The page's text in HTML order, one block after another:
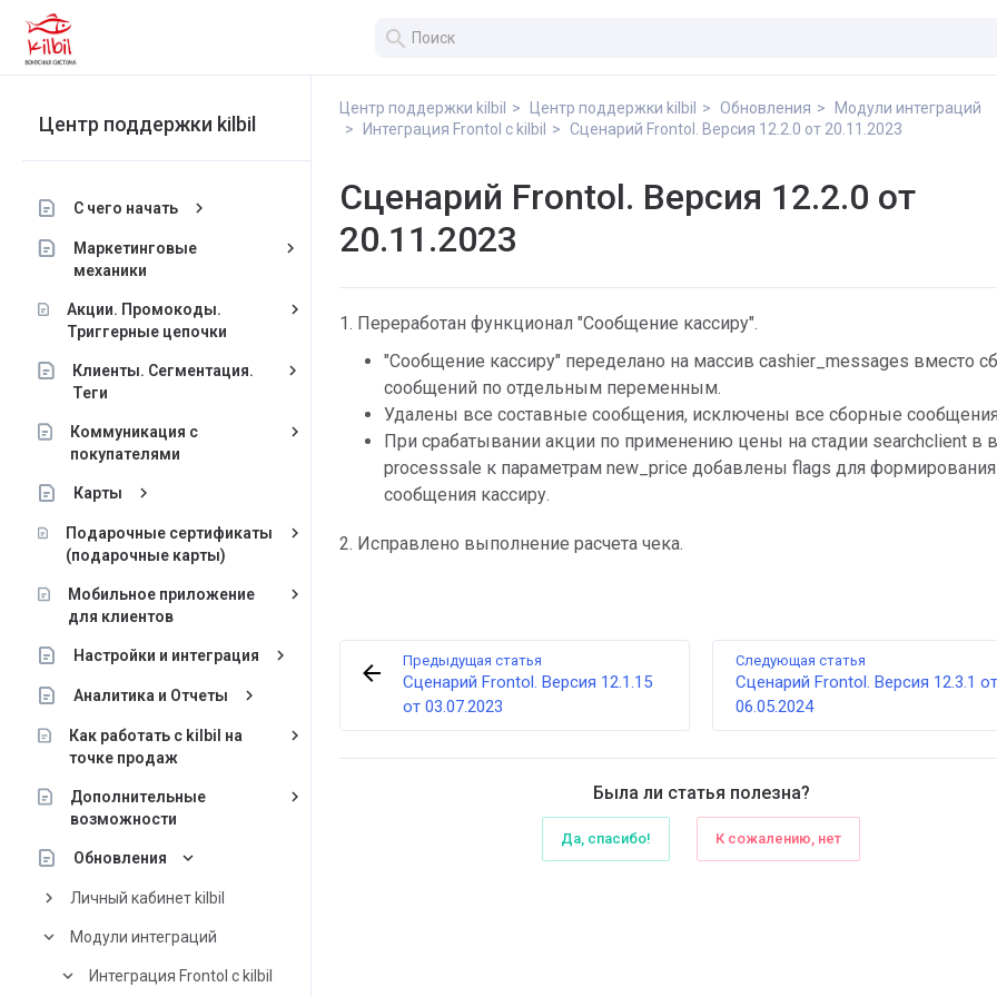
search
Центр поддержки kilbil
С чего начать keyboard_arrow_right
Маркетинговые
механики
keyboard_arrow_right
Акции. Промокоды.
Триггерные цепочки
keyboard_arrow_right
Клиенты. Сегментация.
Теги
keyboard_arrow_right
Коммуникация с
покупателями
keyboard_arrow_right
Карты keyboard_arrow_right
Подарочные сертификаты
(подарочные карты)
keyboard_arrow_right
Мобильное приложение
для клиентов
keyboard_arrow_right
Настройки и интеграция keyboard_arrow_right
Аналитика и Отчеты keyboard_arrow_right
Как работать с kilbil на
точке продаж
keyboard_arrow_right
Дополнительные
возможности
keyboard_arrow_right
Обновления
keyboard_arrow_down
keyboard_arrow_right
Личный кабинет kilbil
keyboard_arrow_down Модули интеграций
keyboard_arrow_down Интеграция Frontol с kilbil
Центр поддержки kilbil Центр поддержки kilbil Обновления
Модули интеграций
Интеграция Frontol с kilbil
Сценарий Frontol. Версия 12.2.0 от 20.11.2023
Сценарий Frontol. Версия 12.2.0 от
20.11.2023
1. Переработан функционал "Сообщение кассиру".
"Сообщение кассиру" переделано на массив cashier_messages вместо
сообщений по отдельным переменным.
Удалены все составные сообщения, исключены все сборные
При срабатывании акции по применению цены на стадии searchclient в
processsale к параметрам new_price добавлены flags для формирования
сообщения кассиру.
2. Исправлено выполнение расчета чека.
Предыдущая статья
Сценарий Frontol. Версия 12.1.15
от 03.07.2023
Следующая статья
Сценарий Frontol. Версия 12.3.1 от
06.05.2024
Была ли статья полезна?
Да, спасибо! К сожалению, нет